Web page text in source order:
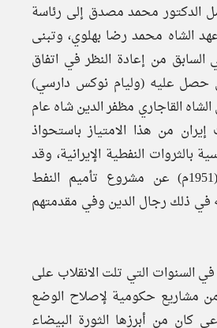
1951م وصل الدكتور محمد مصدق إلى رئاسة
الشاه محمد رضا بهلوي، وتبنى
من إعادة النظر في اتفاق
حصل عليه (وليام نوكس دارسي)
القاجاري مظفر الدين شاه عام
إيران من هذا الامتياز باستحواذ
بالثروات النفطية الإيرانية، وقد
أعلن مصدق عام (1951م) عن مشروع تأميم النفط
في ذلك رجال الدين وفي مقدمتهم
السنوات التي تلت الانقلاب على
عام 1953م من مشاريع حكومية لإصلاح الوضع
كان من أبرزها الثورة البيضاء